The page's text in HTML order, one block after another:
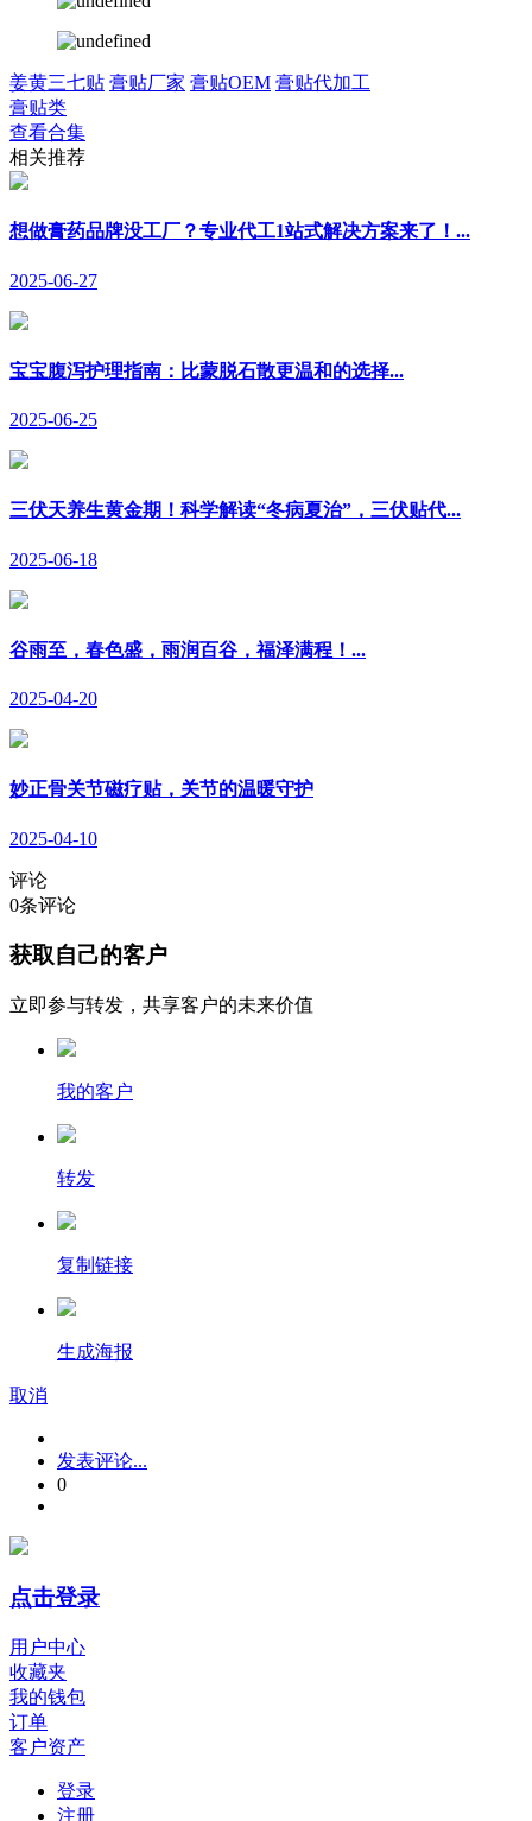
姜黄三七贴 膏贴厂家 膏贴OEM 膏贴代加工
膏贴类
查看合集
相关推荐
想做膏药品牌没工厂？专业代工1站式解决方案来了！...
2025-06-27
宝宝腹泻护理指南：比蒙脱石散更温和的选择...
2025-06-25
三伏天养生黄金期！科学解读“冬病夏治”，三伏贴代...
2025-06-18
谷雨至，春色盛，雨润百谷，福泽满程！...
2025-04-20
妙正骨关节磁疗贴，关节的温暖守护
2025-04-10
评论
0条评论
获取自己的客户
立即参与转发，共享客户的未来价值
我的客户
转发
复制链接
生成海报
取消
发表评论...
0
点击登录
用户中心
收藏夹
我的钱包
订单
客户资产
登录
注册